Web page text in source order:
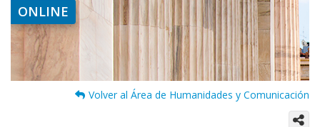
Imagen
ONLINE
Volver al Área de Humanidades y Comunicación